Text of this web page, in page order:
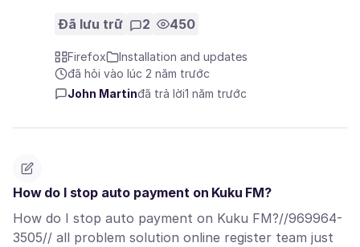
Đã lưu trữ 2 450
Firefox
Installation and updates
đã hỏi vào lúc 2 năm trước
John Martinđã trả lời1 năm trước
How do I stop auto payment on Kuku FM?
How do I stop auto payment on Kuku FM?//969964-
3505// all problem solution online register team just